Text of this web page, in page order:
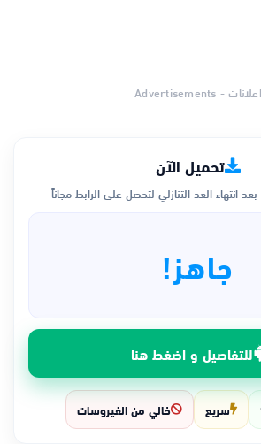
اعلانات - Advertisements
تحميل الآن
انتهاء العد التنازلي لتحصل على الرابط مجاناً
جاهز!
للتفاصيل و اضغط هنا
سريع خالي من الفيروسات